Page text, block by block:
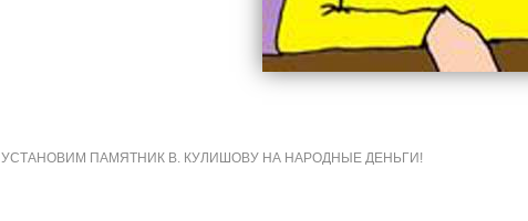
УСТАНОВИМ ПАМЯТНИК В. КУЛИШОВУ НА НАРОДНЫЕ ДЕНЬГИ!